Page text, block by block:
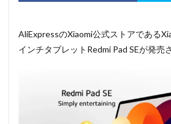
AliExpressのXiaomi公式ストアである
インチタブレットRedmi Pad SEが発売